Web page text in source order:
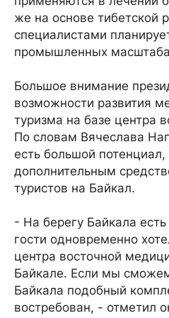
же на основе тибетской
специалистами
промышленных
Большое внимание
возможности развития
туризма на базе центра
По словам Вячеслава
есть большой потенциал,
дополнительным
туристов на Байкал.
- На берегу Байкала
гости одновременно
центра восточной
Байкале. Если мы
Байкала подобный
востребован, - отметил